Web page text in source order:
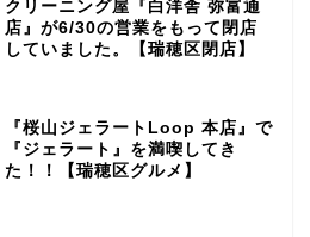
クリーニング屋『白洋舎 弥富通
店』が6/30の営業をもって閉店
していました。【瑞穂区閉店】
『桜山ジェラートLoop 本店』で
『ジェラート』を満喫してき
た！！【瑞穂区グルメ】